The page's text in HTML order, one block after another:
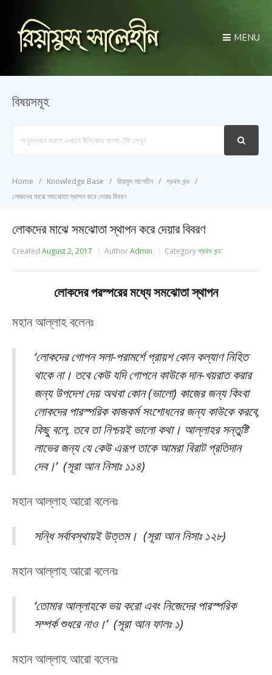
MENU
বিষয়সমূহ
Home Knowledge Base রিয়াযুস সালেহীন
প্রথম খন্ড
লোকদের মাঝে সমঝোতা স্থাপন করে দেয়ার বিবরণ
লোকদের মাঝে সমঝোতা স্থাপন করে দেয়ার বিবরণ
Created August 2, 2017 AuthorAdmin Categoryপ্রথম খন্ড
লোকদেরপরস্পরেরমধ্যেসমঝোতাস্থাপন
মহান আল্লাহ বলেনঃ
‘লোকদের গোপন সলা-পরামর্শে প্রায়শ কোন কল্যাণ নিহিত
থাকে না। তবে কেউ যদি গোপনে কাউকে দান-খয়রাত করার
জন্য উপদেশ দেয় অথবা কোন (ভালো) কাজের জন্য কিংবা
লোকদের পারস্পরিক কাজকর্ম সংশোধনের জন্য কাউকে করবে,
কিছু বলে, তবে তা নিশ্চয়ই ভালো কথা। আল্লাহর সন্তুষ্টি
লাভের জন্য যে কেউ এরূপ তাকে আমরা বিরাট প্রতিদান
দেব।’ (সূরা আন নিসাঃ ১১৪)
মহান আল্লাহ আরো বলেনঃ
সন্ধি সর্বাবস্থায়ই উত্তম। (সূরা আন নিসাঃ ১২৮)
মহান আল্লাহ আরো বলেনঃ
‘তোমার আল্লাহকে ভয় করো এবং নিজেদের পারস্পরিক
সম্পর্ক শুধরে নাও।’ (সূরা আন ফালঃ ১)
মহান আল্লাহ আরো বলেনঃ